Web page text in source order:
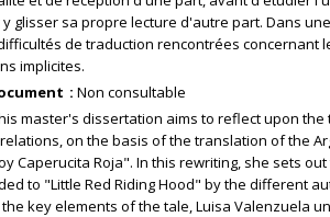
glisser sa propre lecture d'autre part. Dans
de traduction rencontrées concernant
implicites.
Non consultable
master's dissertation aims to reflect upon
on the basis of the translation of the
Caperucita Roja". In this rewriting, she sets
to "Little Red Riding Hood" by the different
the key elements of the tale, Luisa Valenzuela